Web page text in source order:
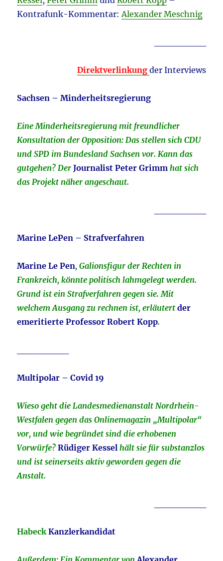
Kontrafunk-Kommentar:Alexander Meschnig
Direktverlinkung der Interviews
Sachsen – Minderheitsregierung
Eine Minderheitsregierung mit freundlicher
Konsultation der Opposition: Das stellen sich CDU
und SPD im Bundesland Sachsen vor. Kann das
gutgehen? DerJournalist Peter Grimm hat sich
das Projekt näher angeschaut.
Marine LePen – Strafverfahren
Marine Le Pen, Galionsfigur der Rechten in
Frankreich, könnte politisch lahmgelegt werden.
Grund ist ein Strafverfahren gegen sie. Mit
welchem Ausgang zu rechnen ist, erläutertder
emeritierte Professor Robert Kopp.
Multipolar – Covid 19
Wieso geht die Landesmedienanstalt Nordrhein-
Westfalen gegen das Onlinemagazin „Multipolar“
vor, und wie begründet sind die erhobenen
Vorwürfe?Rüdiger Kessel hält sie für substanzlos
und ist seinerseits aktiv geworden gegen die
Anstalt.
HabeckKanzlerkandidat